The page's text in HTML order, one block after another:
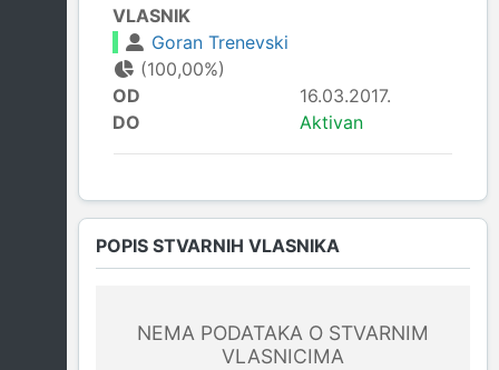
VLASNIK
Goran Trenevski
(100,00%)
OD
16.03.2017.
DO
Aktivan
POPIS STVARNIH VLASNIKA
NEMA PODATAKA O STVARNIM
VLASNICIMA